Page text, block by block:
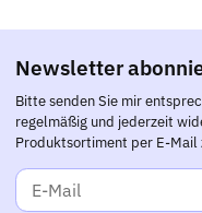
Newsletter
Bitte senden Sie mir
regelmäßig und jederzeit
Produktsortiment per E-Mail